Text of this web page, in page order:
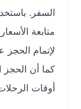
السفر. باستخدام
متابعة الأسعار
لإتمام الحجز
كما أن الحجز
أوقات الرحلات